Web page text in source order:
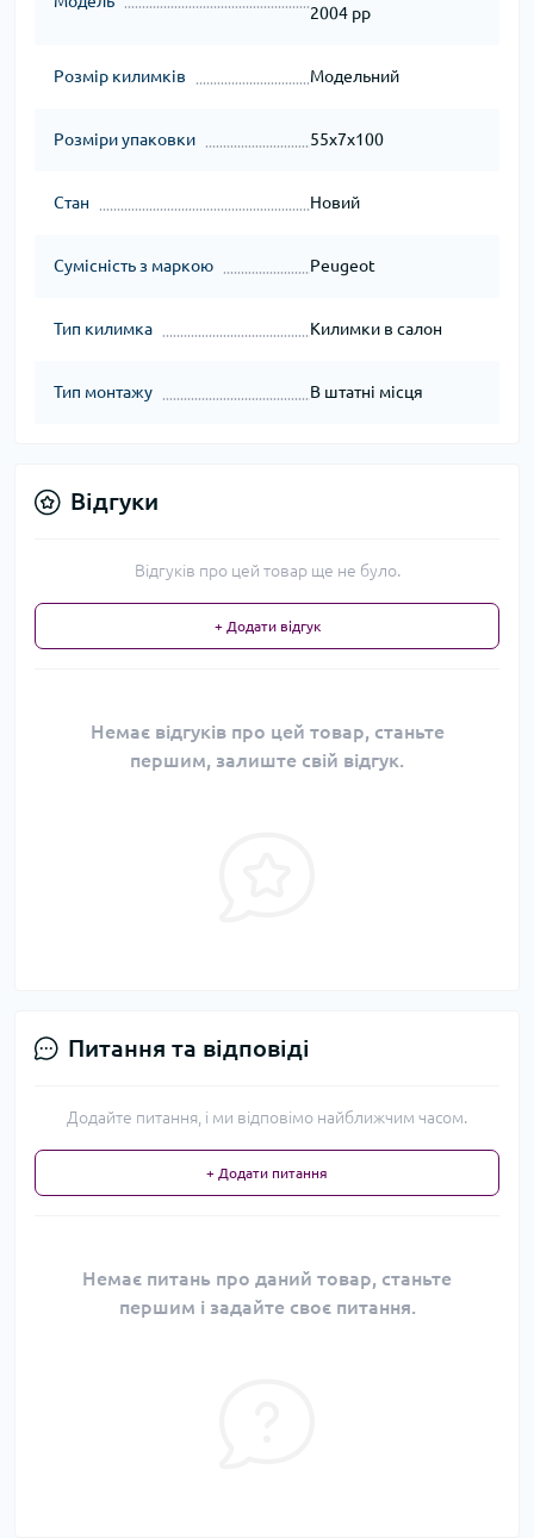
2004 рр
Розмір килимків Модельний
Розміри упаковки 55x7x100
Стан Новий
Сумісність з маркою Peugeot
Тип килимка Килимки в салон
Тип монтажу В штатні місця
Відгуки
Відгуків про цей товар ще не було.
+ Додати відгук
Немає відгуків про цей товар, станьте
першим, залиште свій відгук.
Питання та відповіді
Додайте питання, і ми відповімо найближчим часом.
+ Додати питання
Немає питань про даний товар, станьте
першим і задайте своє питання.